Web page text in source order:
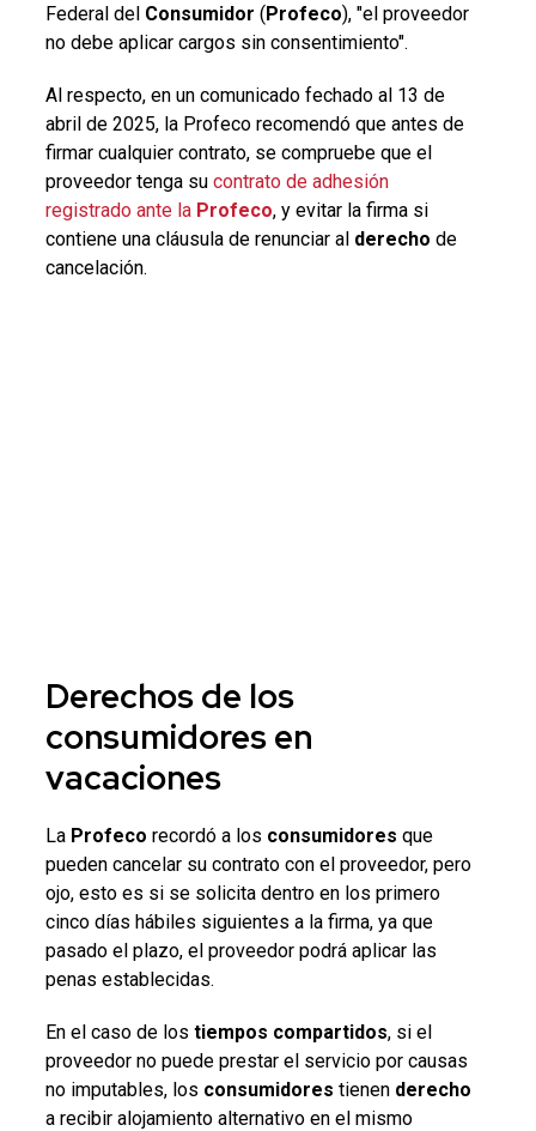
Federal del Consumidor (Profeco), "el proveedor
no debe aplicar cargos sin consentimiento".
Al respecto, en un comunicado fechado al 13 de
abril de 2025, la Profeco recomendó que antes de
firmar cualquier contrato, se compruebe que el
proveedor tenga sucontrato de adhesión
registrado ante la Profeco, y evitar la firma si
contiene una cláusula de renunciar al derecho de
cancelación.
Derechos de los
consumidoresen
vacaciones
La Profeco recordó a los consumidores que
pueden cancelar su contrato con el proveedor, pero
ojo, esto es si se solicita dentro en los primero
cinco días hábiles siguientes a la firma, ya que
pasado el plazo, el proveedor podrá aplicar las
penas establecidas.
En el caso de los tiempos compartidos, si el
proveedor no puede prestar el servicio por causas
no imputables, los consumidores tienen derecho
a recibir alojamiento alternativo en el mismo